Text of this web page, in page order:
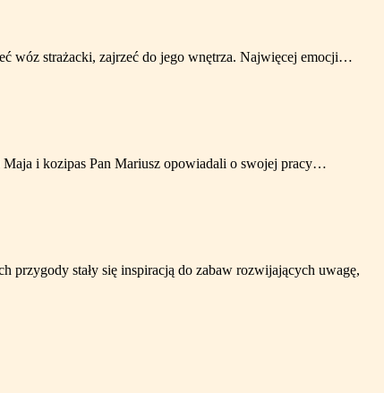
wóz strażacki, zajrzeć do jego wnętrza. Najwięcej emocji…
Maja i kozipas Pan Mariusz opowiadali o swojej pracy…
przygody stały się inspiracją do zabaw rozwijających uwagę,